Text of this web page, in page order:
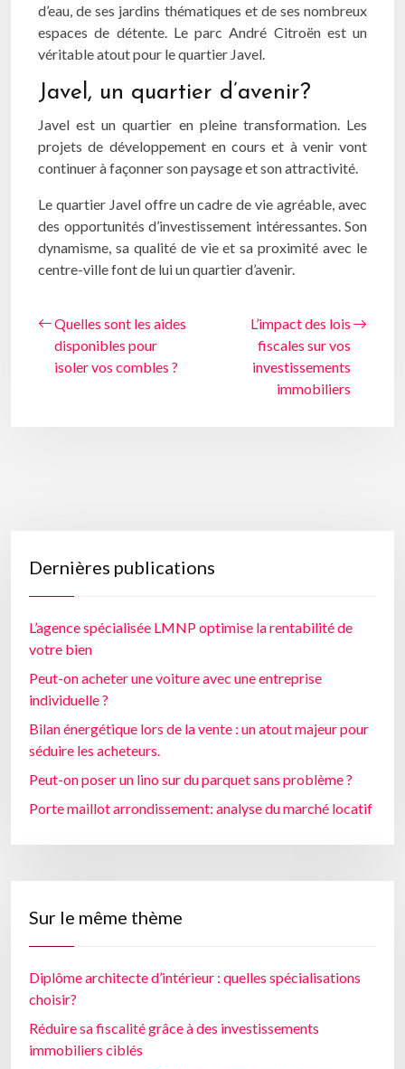
d’eau, de ses jardins thématiques et de ses nombreux
espaces de détente. Le parc André Citroën est un
véritable atout pour le quartier Javel.
Javel, un quartier d’avenir?
Javel est un quartier en pleine transformation. Les
projets de développement en cours et à venir vont
continuer à façonner son paysage et son attractivité.
Le quartier Javel offre un cadre de vie agréable, avec
des opportunités d’investissement intéressantes. Son
dynamisme, sa qualité de vie et sa proximité avec le
centre-ville font de lui un quartier d’avenir.
Quelles sont les aides
disponibles pour
isoler vos combles ?
L’impact des lois
fiscales sur vos
investissements
immobiliers
Dernières publications
L’agence spécialisée LMNP optimise la rentabilité de
votre bien
Peut-on acheter une voiture avec une entreprise
individuelle ?
Bilan énergétique lors de la vente : un atout majeur pour
séduire les acheteurs.
Peut-on poser un lino sur du parquet sans problème ?
Porte maillot arrondissement: analyse du marché locatif
Sur le même thème
Diplôme architecte d’intérieur : quelles spécialisations
choisir?
Réduire sa fiscalité grâce à des investissements
immobiliers ciblés